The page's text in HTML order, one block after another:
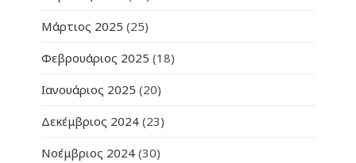
Μάρτιος 2025 (25)
Φεβρουάριος 2025 (18)
Ιανουάριος 2025 (20)
Δεκέμβριος 2024 (23)
Νοέμβριος 2024 (30)